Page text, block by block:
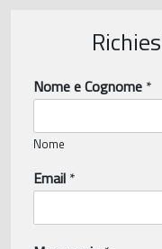
Nome e Cognome *
Nome
Email *